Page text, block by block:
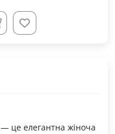
— це елегантна жіноча